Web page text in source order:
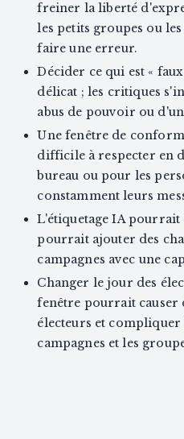
freiner la liberté
les petits groupes ou
faire une erreur.
Décider ce qui est «
délicat ; les critiques
abus de pouvoir ou
Une fenêtre de
difficile à respecter en
bureau ou pour les
constamment leurs
L'étiquetage IA
pourrait ajouter des
campagnes avec une
Changer le jour des
fenêtre pourrait causer
électeurs et
campagnes et les